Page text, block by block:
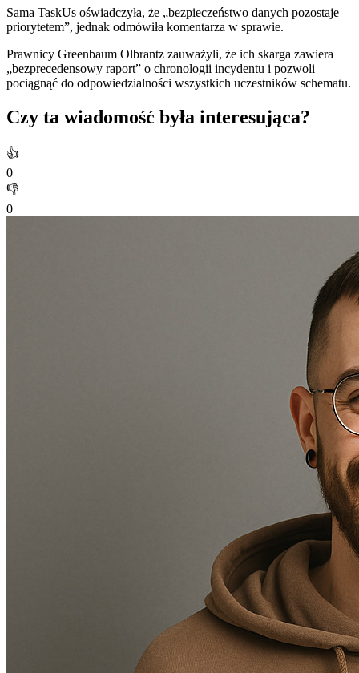
Sama TaskUs oświadczyła, że „bezpieczeństwo danych pozostaje
priorytetem”, jednak odmówiła komentarza w sprawie.
Prawnicy Greenbaum Olbrantz zauważyli, że ich skarga zawiera
„bezprecedensowy raport” o chronologii incydentu i pozwoli
pociągnąć do odpowiedzialności wszystkich uczestników schematu.
Czy ta wiadomość była interesująca?
👍
0
👎
0